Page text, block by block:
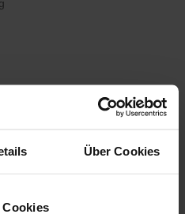
Über Cookies
Cookies